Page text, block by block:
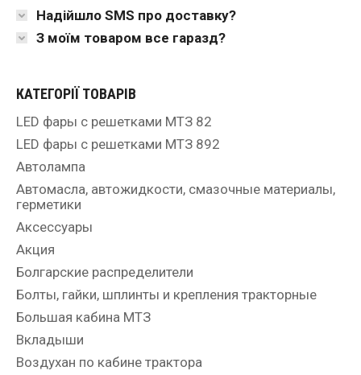
Надійшло SMS про доставку?
З моїм товаром все гаразд?
КАТЕГОРІЇ ТОВАРІВ
LED фары с решетками МТЗ 82
LED фары с решетками МТЗ 892
Автолампа
Автомасла, автожидкости, смазочные материалы,
герметики
Аксессуары
Акция
Болгарские распределители
Болты, гайки, шплинты и крепления тракторные
Большая кабина МТЗ
Вкладыши
Воздухан по кабине трактора